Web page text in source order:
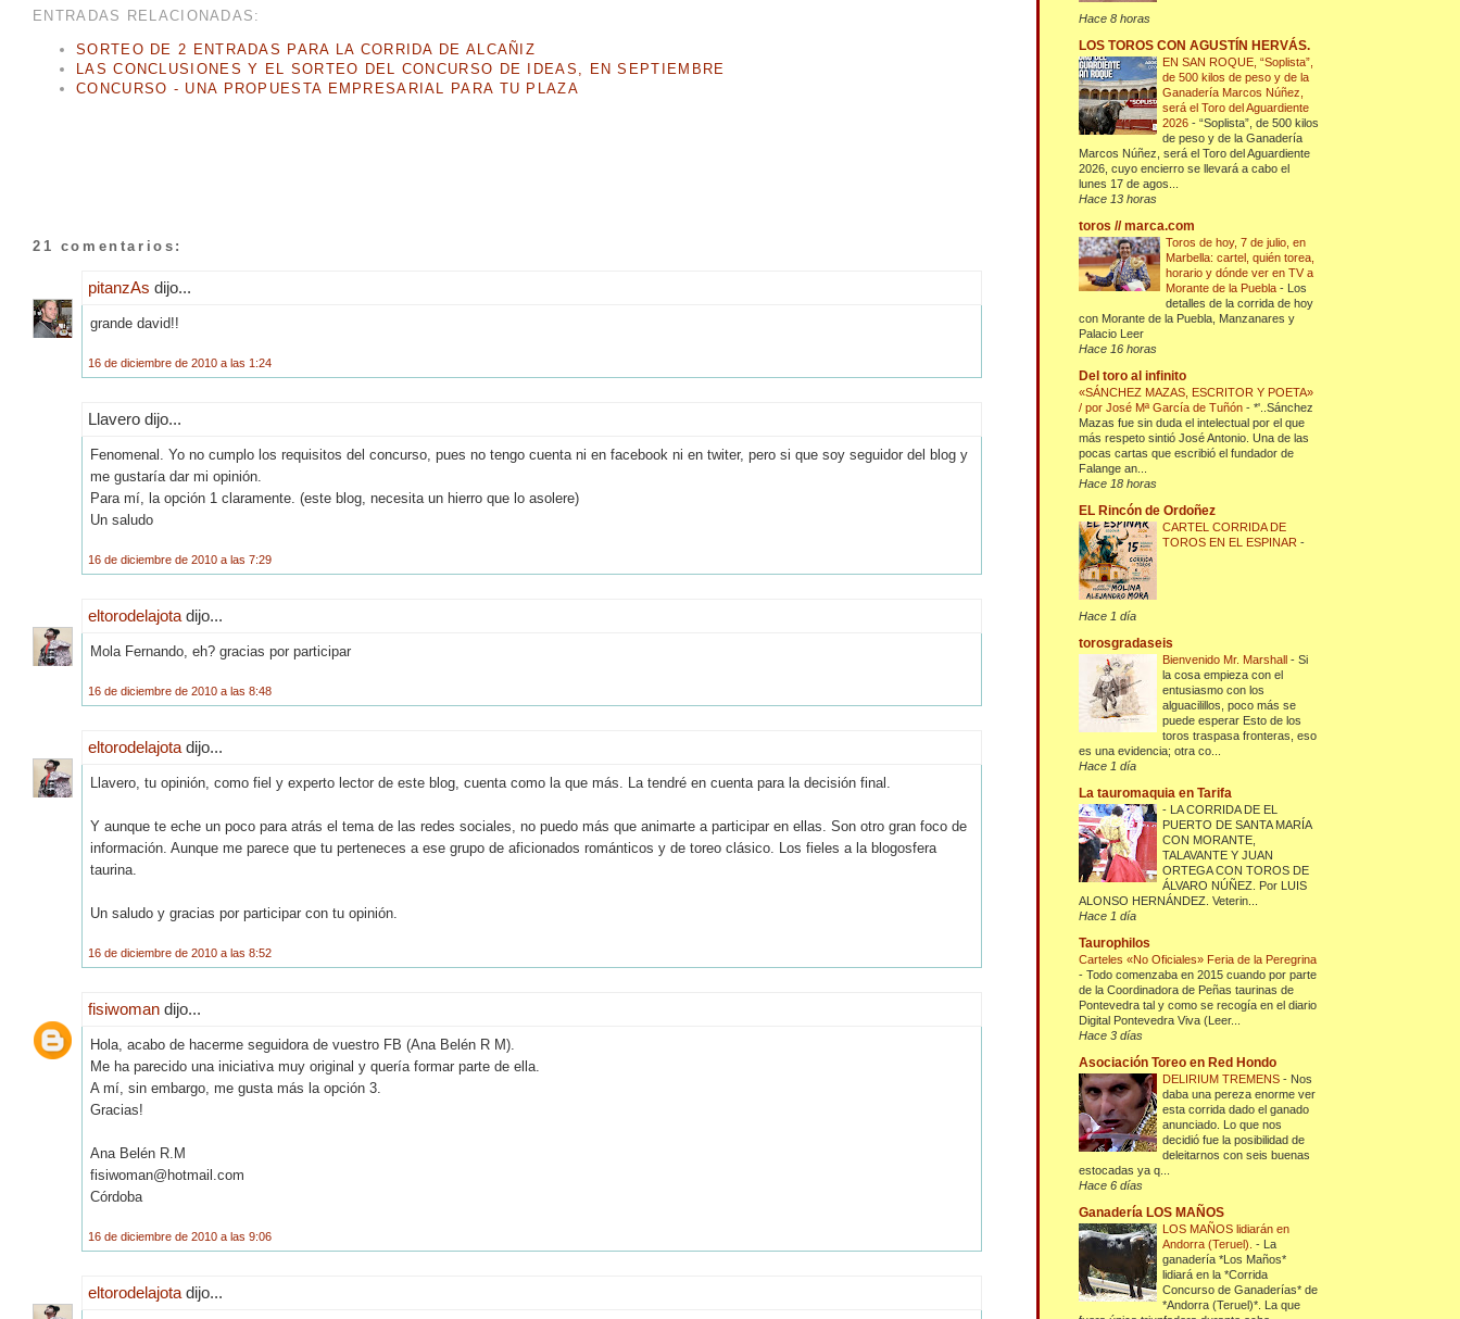
ENTRADAS RELACIONADAS:
SORTEO DE 2 ENTRADAS PARA LA CORRIDA DE ALCAÑIZ
LAS CONCLUSIONES Y EL SORTEO DEL CONCURSO DE IDEAS, EN SEPTIEMBRE
CONCURSO - UNA PROPUESTA EMPRESARIAL PARA TU PLAZA
21 comentarios:
pitanzAs dijo...
grande david!!
16 de diciembre de 2010 a las 1:24
Llavero dijo...
Fenomenal. Yo no cumplo los requisitos del concurso, pues no tengo cuenta ni en facebook ni en twiter, pero si que soy seguidor del blog y
me gustaría dar mi opinión.
Para mí, la opción 1 claramente. (este blog, necesita un hierro que lo asolere)
Un saludo
16 de diciembre de 2010 a las 7:29
eltorodelajota dijo...
Mola Fernando, eh? gracias por participar
16 de diciembre de 2010 a las 8:48
eltorodelajota dijo...
Llavero, tu opinión, como fiel y experto lector de este blog, cuenta como la que más. La tendré en cuenta para la decisión final.
Y aunque te eche un poco para atrás el tema de las redes sociales, no puedo más que animarte a participar en ellas. Son otro gran foco de
información. Aunque me parece que tu perteneces a ese grupo de aficionados románticos y de toreo clásico. Los fieles a la blogosfera
taurina.
Un saludo y gracias por participar con tu opinión.
16 de diciembre de 2010 a las 8:52
fisiwoman dijo...
Hola, acabo de hacerme seguidora de vuestro FB (Ana Belén R M).
Me ha parecido una iniciativa muy original y quería formar parte de ella.
A mí, sin embargo, me gusta más la opción 3.
Gracias!
Ana Belén R.M
fisiwoman@hotmail.com
Córdoba
16 de diciembre de 2010 a las 9:06
eltorodelajota dijo...
Hace 8 horas
LOS TOROS CON AGUSTÍN HERVÁS.
EN SAN ROQUE, “Soplista”,
de 500 kilos de peso y de la
Ganadería Marcos Núñez,
será el Toro del Aguardiente
2026-“Soplista”, de 500 kilos
de peso y de la Ganadería
Marcos Núñez, será el Toro del Aguardiente
2026, cuyo encierro se llevará a cabo el
lunes 17 de agos...
Hace 13 horas
toros // marca.com
Toros de hoy, 7 de julio, en
Marbella: cartel, quién torea,
horario y dónde ver en TV a
Morante de la Puebla- Los
detalles de la corrida de hoy
con Morante de la Puebla, Manzanares y
Palacio Leer
Hace 16 horas
Del toro al infinito
«SÁNCHEZ MAZAS, ESCRITOR Y POETA»
/ por José Mª García de Tuñón-*'..Sánchez
Mazas fue sin duda el intelectual por el que
más respeto sintió José Antonio. Una de las
pocas cartas que escribió el fundador de
Falange an...
Hace 18 horas
EL Rincón de Ordoñez
CARTEL CORRIDA DE
TOROS EN EL ESPINAR-
Hace 1 día
torosgradaseis
Bienvenido Mr. Marshall-Si
la cosa empieza con el
entusiasmo con los
alguacilillos, poco más se
puede esperar Esto de los
toros traspasa fronteras, eso
es una evidencia; otra co...
Hace 1 día
La tauromaquia en Tarifa
- LA CORRIDA DE EL
PUERTO DE SANTA MARÍA
CON MORANTE,
TALAVANTE Y JUAN
ORTEGA CON TOROS DE
ÁLVARO NÚÑEZ. Por LUIS
ALONSO HERNÁNDEZ. Veterin...
Hace 1 día
Taurophilos
Carteles «No Oficiales» Feria de la Peregrina
-Todo comenzaba en 2015 cuando por parte
de la Coordinadora de Peñas taurinas de
Pontevedra tal y como se recogía en el diario
Digital Pontevedra Viva (Leer...
Hace 3 días
Asociación Toreo en Red Hondo
DELIRIUM TREMENS- Nos
daba una pereza enorme ver
esta corrida dado el ganado
anunciado. Lo que nos
decidió fue la posibilidad de
deleitarnos con seis buenas
estocadas ya q...
Hace 6 días
Ganadería LOS MAÑOS
LOS MAÑOS lidiarán en
Andorra (Teruel).- La
ganadería *Los Maños*
lidiará en la *Corrida
Concurso de Ganaderías* de
*Andorra (Teruel)*. La que